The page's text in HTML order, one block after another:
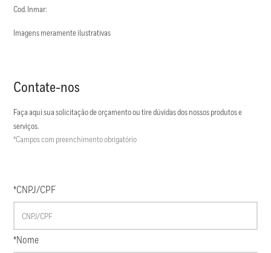
Cod. Inmar:
Imagens meramente ilustrativas
Contate-nos
Faça aqui sua solicitação de orçamento ou tire dúvidas dos nossos produtos e
serviços.
*Campos com preenchimento obrigatório
*CNPJ/CPF
*Nome